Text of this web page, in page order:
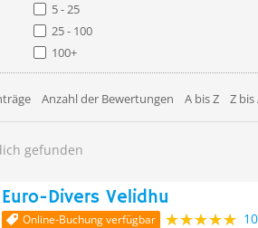
5 - 25
25 - 100
100+
Anzahl der Bewertungen A bis Z Z bis
gefunden
Euro-Divers Velidhu
Online-Buchung verfügbar